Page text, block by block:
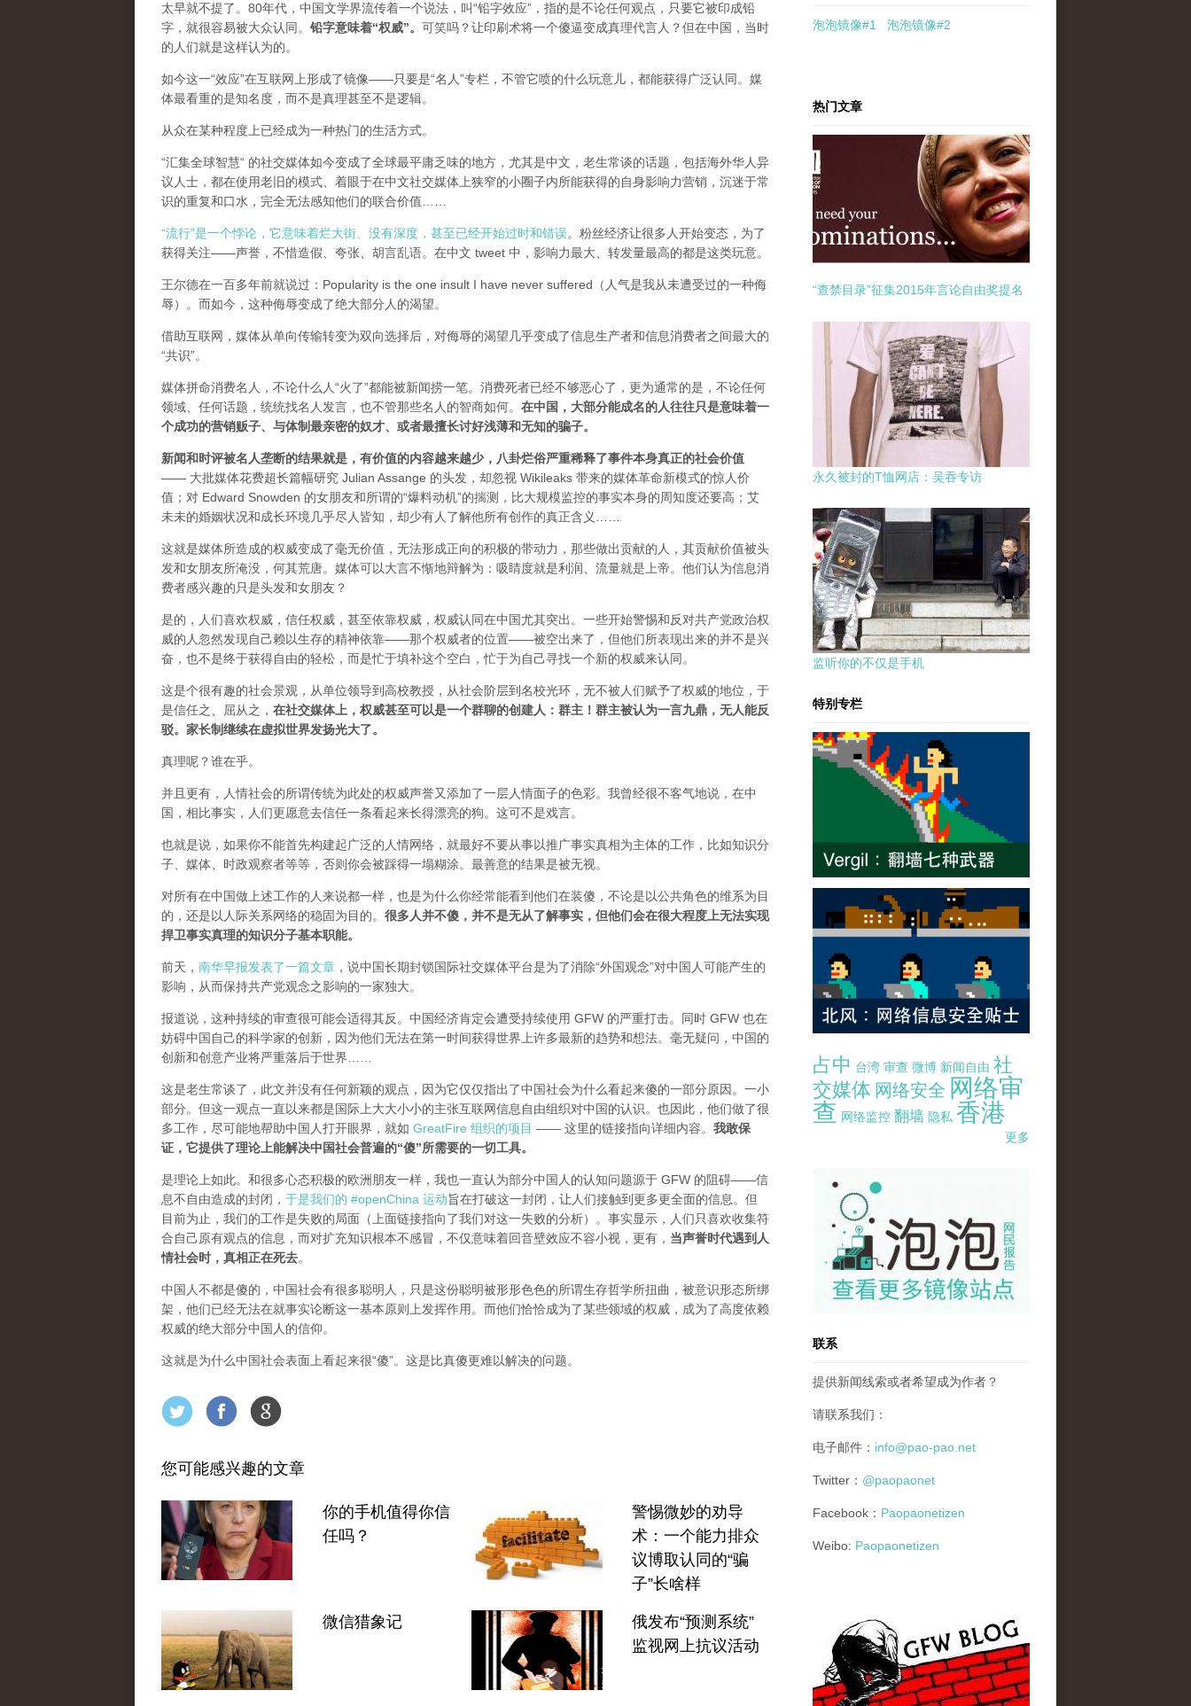
太早就不提了。80年代，中国文学界流传着一个说法，叫“铅字效应”，指的是不论任何观点，只要它被印成铅
字，就很容易被大众认同。 铅字意味着“权威”。 可笑吗？让印刷术将一个傻逼变成真理代言人？但在中国，当时
的人们就是这样认为的。
如今这一“效应”在互联网上形成了镜像——只要是“名人”专栏，不管它喷的什么玩意儿，都能获得广泛认同。媒
体最看重的是知名度，而不是真理甚至不是逻辑。
从众在某种程度上已经成为一种热门的生活方式。
“汇集全球智慧“ 的社交媒体如今变成了全球最平庸乏味的地方，尤其是中文，老生常谈的话题，包括海外华人异
议人士，都在使用老旧的模式、着眼于在中文社交媒体上狭窄的小圈子内所能获得的自身影响力营销，沉迷于常
识的重复和口水，完全无法感知他们的联合价值……
“流行”是一个悖论，它意味着烂大街、没有深度，甚至已经开始过时和错误。粉丝经济让很多人开始变态，为了
获得关注——声誉，不惜造假、夸张、胡言乱语。在中文 tweet 中，影响力最大、转发量最高的都是这类玩意。
王尔德在一百多年前就说过：Popularity is the one insult I have never suffered（人气是我从未遭受过的一种侮
辱）。而如今，这种侮辱变成了绝大部分人的渴望。
借助互联网，媒体从单向传输转变为双向选择后，对侮辱的渴望几乎变成了信息生产者和信息消费者之间最大的
“共识”。
媒体拼命消费名人，不论什么人“火了”都能被新闻捞一笔。消费死者已经不够恶心了，更为通常的是，不论任何
领域、任何话题，统统找名人发言，也不管那些名人的智商如何。 在中国，大部分能成名的人往往只是意味着一
个成功的营销贩子、与体制最亲密的奴才、或者最擅长讨好浅薄和无知的骗子。
新闻和时评被名人垄断的结果就是，有价值的内容越来越少，八卦烂俗严重稀释了事件本身真正的社会价值
—— 大批媒体花费超长篇幅研究 Julian Assange 的头发，却忽视 Wikileaks 带来的媒体革命新模式的惊人价
值；对 Edward Snowden 的女朋友和所谓的“爆料动机”的揣测，比大规模监控的事实本身的周知度还要高；艾
未未的婚姻状况和成长环境几乎尽人皆知，却少有人了解他所有创作的真正含义……
这就是媒体所造成的权威变成了毫无价值，无法形成正向的积极的带动力，那些做出贡献的人，其贡献价值被头
发和女朋友所淹没，何其荒唐。媒体可以大言不惭地辩解为：吸睛度就是利润、流量就是上帝。他们认为信息消
费者感兴趣的只是头发和女朋友？
是的，人们喜欢权威，信任权威，甚至依靠权威，权威认同在中国尤其突出。一些开始警惕和反对共产党政治权
威的人忽然发现自己赖以生存的精神依靠——那个权威者的位置——被空出来了，但他们所表现出来的并不是兴
奋，也不是终于获得自由的轻松，而是忙于填补这个空白，忙于为自己寻找一个新的权威来认同。
这是个很有趣的社会景观，从单位领导到高校教授，从社会阶层到名校光环，无不被人们赋予了权威的地位，于
是信任之、屈从之， 在社交媒体上，权威甚至可以是一个群聊的创建人：群主！群主被认为一言九鼎，无人能反
驳。家长制继续在虚拟世界发扬光大了。
真理呢？谁在乎。
并且更有，人情社会的所谓传统为此处的权威声誉又添加了一层人情面子的色彩。我曾经很不客气地说，在中
国，相比事实，人们更愿意去信任一条看起来长得漂亮的狗。这可不是戏言。
也就是说，如果你不能首先构建起广泛的人情网络，就最好不要从事以推广事实真相为主体的工作，比如知识分
子、媒体、时政观察者等等，否则你会被踩得一塌糊涂。最善意的结果是被无视。
对所有在中国做上述工作的人来说都一样，也是为什么你经常能看到他们在装傻，不论是以公共角色的维系为目
的，还是以人际关系网络的稳固为目的。 很多人并不傻，并不是无从了解事实，但他们会在很大程度上无法实现
捍卫事实真理的知识分子基本职能。
前天， 南华早报发表了一篇文章 ，说中国长期封锁国际社交媒体平台是为了消除“外国观念”对中国人可能产生的
影响，从而保持共产党观念之影响的一家独大。
报道说，这种持续的审查很可能会适得其反。中国经济肯定会遭受持续使用 GFW 的严重打击。同时 GFW 也在
妨碍中国自己的科学家的创新，因为他们无法在第一时间获得世界上许多最新的趋势和想法。毫无疑问，中国的
创新和创意产业将严重落后于世界……
这是老生常谈了，此文并没有任何新颖的观点，因为它仅仅指出了中国社会为什么看起来傻的一部分原因。一小
部分。但这一观点一直以来都是国际上大大小小的主张互联网信息自由组织对中国的认识。也因此，他们做了很
多工作，尽可能地帮助中国人打开眼界，就如 GreatFire 组织的项目 —— 这里的链接指向详细内容。 我敢保
证，它提供了理论上能解决中国社会普遍的“傻”所需要的一切工具。
是理论上如此。和很多心态积极的欧洲朋友一样，我也一直认为部分中国人的认知问题源于 GFW 的阻碍——信
息不自由造成的封闭， 于是我们的 #openChina 运动旨在打破这一封闭，让人们接触到更多更全面的信息。但
目前为止，我们的工作是失败的局面（ 上面链接指向了我们对这一失败的分析）。事实显示，人们只喜欢收集符
合自己原有观点的信息，而对扩充知识根本不感冒，不仅意味着回音壁效应不容小视，更有， 当声誉时代遇到人
情社会时，真相正在死去。
中国人不都是傻的，中国社会有很多聪明人，只是这份聪明被形形色色的所谓生存哲学所扭曲，被意识形态所绑
架，他们已经无法在就事实论断这一基本原则上发挥作用。而他们恰恰成为了某些领域的权威，成为了高度依赖
权威的绝大部分中国人的信仰。
这就是为什么中国社会表面上看起来很“傻”。这是比真傻更难以解决的问题。
您可能感兴趣的文章
你的手机值得你信
任吗？
警惕微妙的劝导
术：一个能力排众
议博取认同的“骗
子”长啥样
微信猎象记
俄发布“预测系统”
监视网上抗议活动
泡泡镜像#1 泡泡镜像#2
热门文章
“查禁目录”征集2015年言论自由奖提名
永久被封的T恤网店：吴吞专访
监听你的不仅是手机
特别专栏
占中 台湾 审查 微博 新闻自由 社
交媒体 网络安全 网络审
查 网络监控 翻墙 隐私 香港
更多
pao-pao-banner-mirror-site-120814.jpg
联系
提供新闻线索或者希望成为作者？
请联系我们：
电子邮件： info@pao-pao.net
Twitter： @paopaonet
Facebook： Paopaonetizen
Weibo: Paopaonetizen
gfw_blog_small.jpg